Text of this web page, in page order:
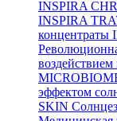
INSPIRA
INSPIRA
концентраты
эффектом
SKIN